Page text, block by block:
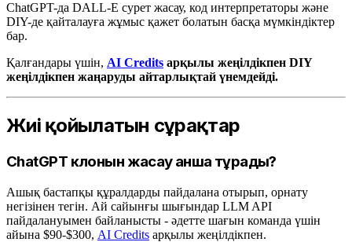
ChatGPT-да DALL-E сурет жасау, код интерпретаторы және
DIY-де қайталауға жұмыс қажет болатын басқа мүмкіндіктер
бар.
Қалғандары үшін, AI Credits арқылы жеңілдікпен DIY
жеңілдікпен жаңаруды айтарлықтай үнемдейді.
Жиі қойылатын сұрақтар
ChatGPT клонын жасау қанша тұрады?
Ашық бастапқы құралдарды пайдалана отырып, орнату
негізінен тегін. Ай сайынғы шығындар LLM API
пайдалануымен байланысты - әдетте шағын команда үшін
айына $90-$300, AI Credits арқылы жеңілдікпен.